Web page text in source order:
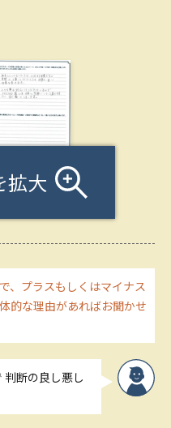
拡大
、プラスもしくはマイナス
的な理由があればお聞かせ
断の良し悪し